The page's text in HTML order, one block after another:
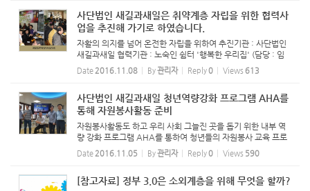
사단법인 새길과새일은 취약계층 자립을 위한 협력사
업을 추진해 가기로 하였습니다.
자활의 의지를 넘어 온전한 자립을 위하여 추진기관 : 사단법인
새길과새일 협력기관 : 노숙인 쉼터 '행복한 우리집' (담당 : 임
마누엘교회 문혜은 목사) - 보건복지부, 국토해양부, 한국토지주
택공사, 주거복지재단으로부터 매입임대주택 운영기관으...
Date 2016.11.08 By관리자 Reply0 Views 613
사단법인 새길과새일 청년역량강화 프로그램 AHA를
통해 자원봉사활동 준비
자원봉사활동도 하고 우리 사회 그늘진 곳을 돕기 위한 내부 역
량 강화 프로그램 AHA를 통하여 청년들의 자원봉사 교육 프로
그램을 더욱 활성화 시키고 있습니다. 청년들의 내적 역량이 커
지면 사회적 약자를 돕기 위한 프로젝트에 직접 뛰어 들도록 할
Date 2016.11.05 By관리자 Reply0 Views 590
[참고자료] 정부 3.0은 소외계층을 위해 무엇을 할까?